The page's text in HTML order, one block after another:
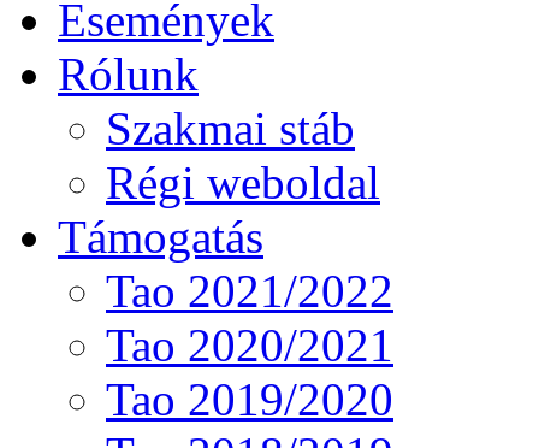
Események
Rólunk
Szakmai stáb
Régi weboldal
Támogatás
Tao 2021/2022
Tao 2020/2021
Tao 2019/2020